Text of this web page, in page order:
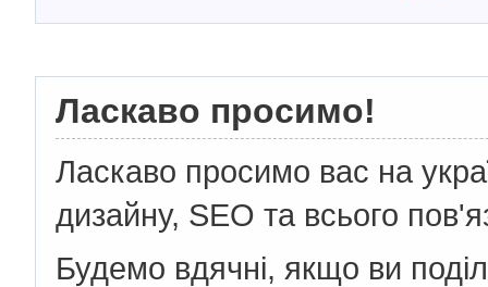
Ласкаво просимо!
Ласкаво просимо вас на
дизайну, SEO та всього
Будемо вдячні, якщо ви